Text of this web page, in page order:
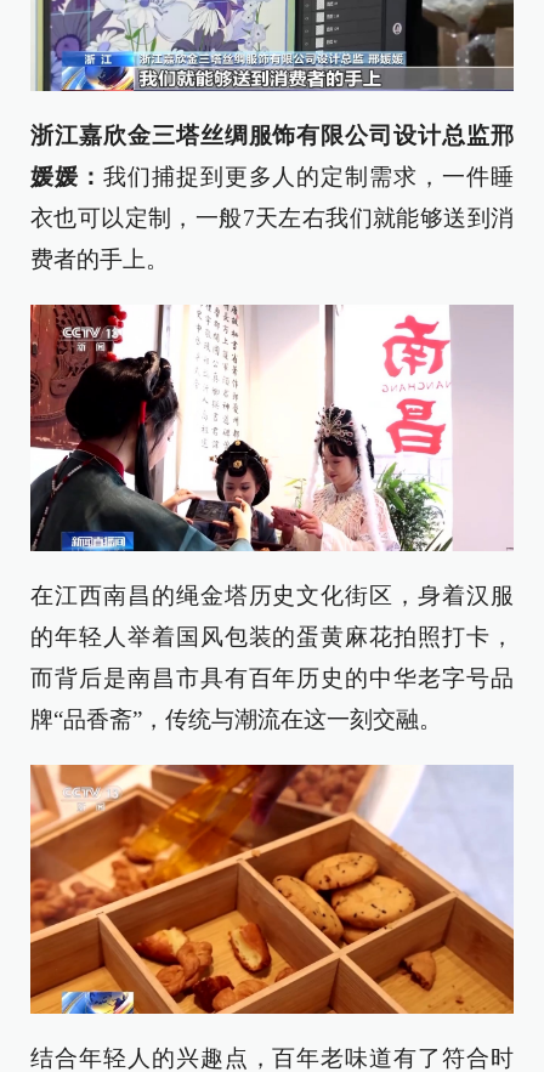
浙江嘉欣金三塔丝绸服饰有限公司设计总监邢
媛媛： 我们捕捉到更多人的定制需求，一件睡
衣也可以定制，一般7天左右我们就能够送到消
费者的手上。
在江西南昌的绳金塔历史文化街区，身着汉服
的年轻人举着国风包装的蛋黄麻花拍照打卡，
而背后是南昌市具有百年历史的中华老字号品
牌“品香斋”，传统与潮流在这一刻交融。
结合年轻人的兴趣点，百年老味道有了符合时